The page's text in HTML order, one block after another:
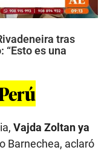
tras
“Esto es una
Vajda Zoltan ya
Barnechea, aclaró